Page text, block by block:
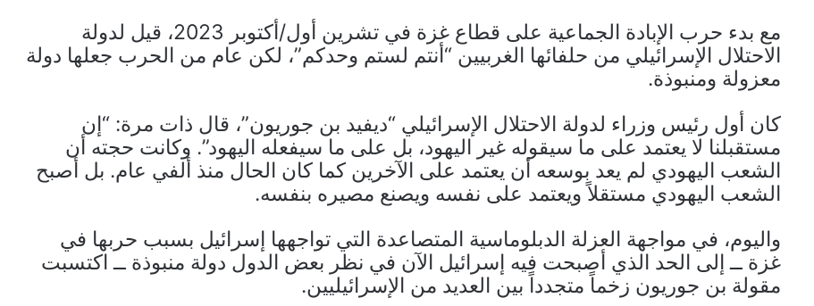
مع بدء حرب الإبادة الجماعية على قطاع غزة في تشرين أول/أكتوبر 2023، قيل لدولة
الاحتلال الإسرائيلي من حلفائها الغربيين “أنتم لستم وحدكم”، لكن عام من الحرب جعلها دولة
معزولة ومنبوذة.
كان أول رئيس وزراء لدولة الاحتلال الإسرائيلي “ديفيد بن جوريون”، قال ذات مرة: “إن
مستقبلنا لا يعتمد على ما سيقوله غير اليهود، بل على ما سيفعله اليهود”. وكانت حجته أن
الشعب اليهودي لم يعد بوسعه أن يعتمد على الآخرين كما كان الحال منذ ألفي عام. بل أصبح
الشعب اليهودي مستقلاً ويعتمد على نفسه ويصنع مصيره بنفسه.
واليوم، في مواجهة العزلة الدبلوماسية المتصاعدة التي تواجهها إسرائيل بسبب حربها في
غزة ــ إلى الحد الذي أصبحت فيه إسرائيل الآن في نظر بعض الدول دولة منبوذة ــ اكتسبت
مقولة بن جوريون زخماً متجدداً بين العديد من الإسرائيليين.